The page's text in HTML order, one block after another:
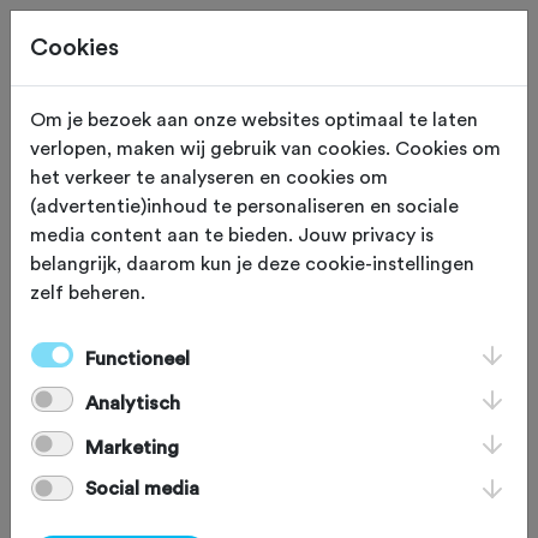
Site staat in teststand
XS
ETEN EN DRINKEN
Rijnzicht
Gelegen tussen het historische kasteel
“Doornenburg” en “Fort Pannerden”,
ligt op de splitsing van de Rijn en Waal,
restaurant Rijnzicht. Sinds december
2018 in het bezit van 1 michelinster.
Cookies
Om je bezoek aan onze websites optimaal te laten
verlopen, maken wij gebruik van cookies. Cookies om
het verkeer te analyseren en cookies om
(advertentie)inhoud te personaliseren en sociale
media content aan te bieden. Jouw privacy is
belangrijk, daarom kun je deze cookie-instellingen
zelf beheren.
Functioneel
Analytisch
Marketing
Social media